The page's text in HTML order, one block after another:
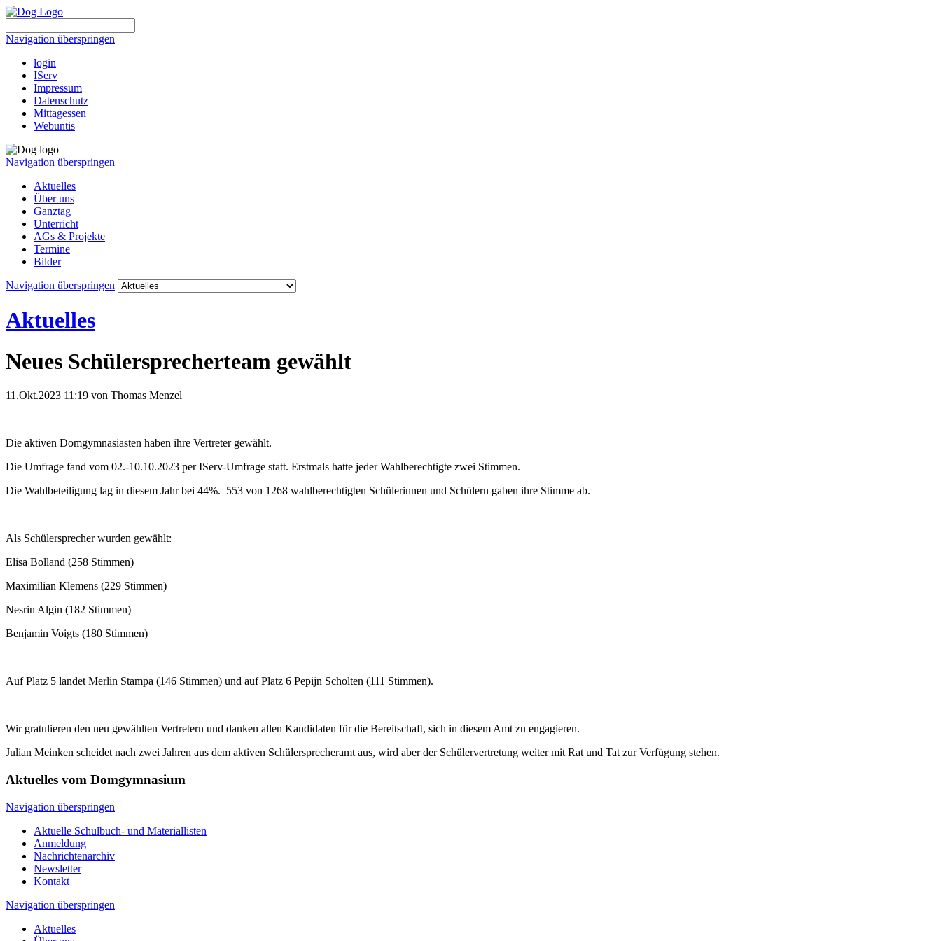
Navigation überspringen
login
IServ
Impressum
Datenschutz
Mittagessen
Webuntis
Navigation überspringen
Aktuelles
Über uns
Ganztag
Unterricht
AGs & Projekte
Termine
Bilder
Navigation überspringen
Aktuelles
Neues Schülersprecherteam gewählt
11.Okt.2023 11:19 von Thomas Menzel
Die aktiven Domgymnasiasten haben ihre Vertreter gewählt.
Die Umfrage fand vom 02.-10.10.2023 per IServ-Umfrage statt. Erstmals hatte jeder Wahlberechtigte zwei Stimmen.
Die Wahlbeteiligung lag in diesem Jahr bei 44%. 553 von 1268 wahlberechtigten Schülerinnen und Schülern gaben ihre Stimme ab.
Als Schülersprecher wurden gewählt:
Elisa Bolland (258 Stimmen)
Maximilian Klemens (229 Stimmen)
Nesrin Algin (182 Stimmen)
Benjamin Voigts (180 Stimmen)
Auf Platz 5 landet Merlin Stampa (146 Stimmen) und auf Platz 6 Pepijn Scholten (111 Stimmen).
Wir gratulieren den neu gewählten Vertretern und danken allen Kandidaten für die Bereitschaft, sich in diesem Amt zu engagieren.
Julian Meinken scheidet nach zwei Jahren aus dem aktiven Schülersprecheramt aus, wird aber der Schülervertretung weiter mit Rat und Tat zur Verfügung stehen.
Aktuelles vom Domgymnasium
Navigation überspringen
Aktuelle Schulbuch- und Materiallisten
Anmeldung
Nachrichtenarchiv
Newsletter
Kontakt
Navigation überspringen
Aktuelles